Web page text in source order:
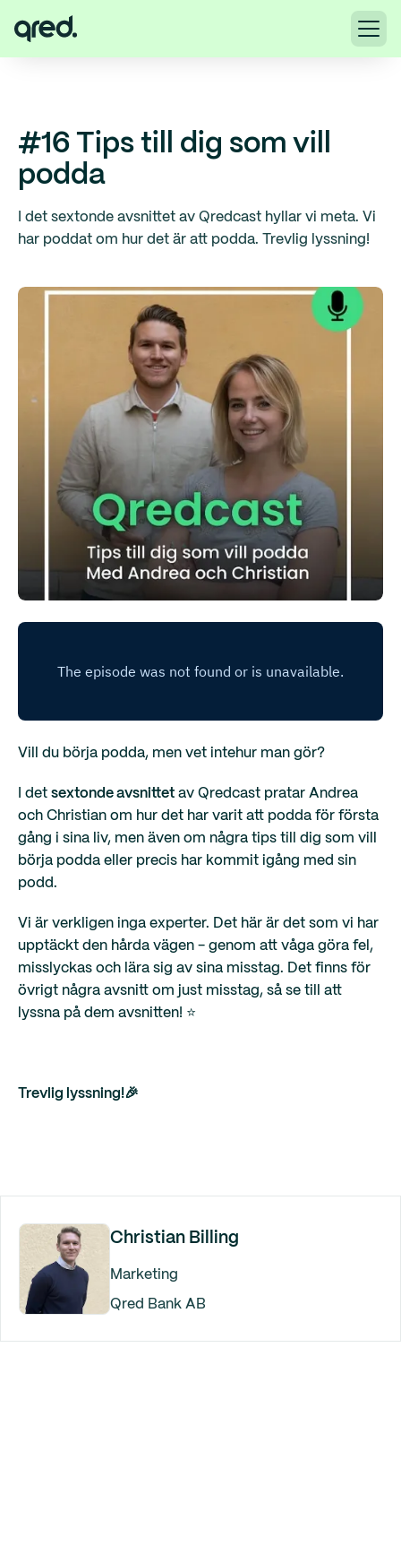
#16 Tips till dig som vill
podda
I det sextonde avsnittet av Qredcast hyllar vi meta. Vi
har poddat om hur det är att podda. Trevlig lyssning!
Vill du börja podda, men vet intehur man gör?
I det sextonde avsnittet av Qredcast pratar Andrea
och Christian om hur det har varit att podda för första
gång i sina liv, men även om några tips till dig som vill
börja podda eller precis har kommit igång med sin
podd.
Vi är verkligen inga experter. Det här är det som vi har
upptäckt den hårda vägen - genom att våga göra fel,
misslyckas och lära sig av sina misstag. Det finns för
övrigt några avsnitt om just misstag, så se till att
lyssna på dem avsnitten! ⭐️
Trevlig lyssning!🎉
Christian Billing
Marketing
Qred Bank AB